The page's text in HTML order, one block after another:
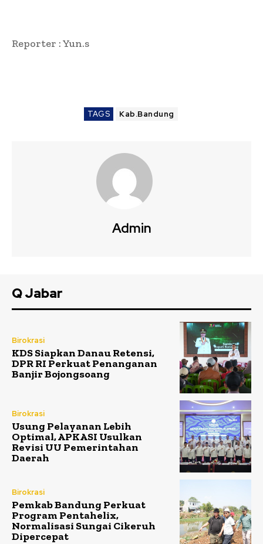
Reporter : Yun.s
TAGS Kab.Bandung
Admin
Q Jabar
Birokrasi
KDS Siapkan Danau Retensi,
DPR RI Perkuat Penanganan
Banjir Bojongsoang
Birokrasi
Usung Pelayanan Lebih
Optimal, APKASI Usulkan
Revisi UU Pemerintahan
Daerah
Birokrasi
Pemkab Bandung Perkuat
Program Pentahelix,
Normalisasi Sungai Cikeruh
Dipercepat